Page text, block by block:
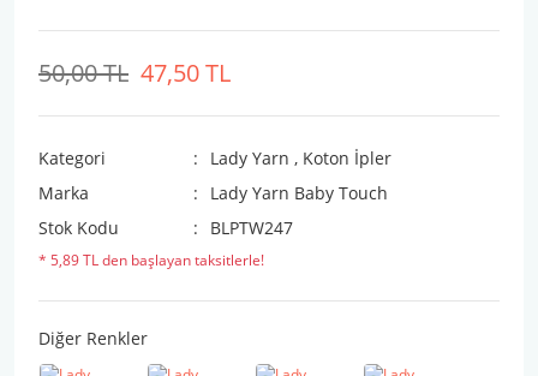
47,50 TL
50,00 TL
Kategori Lady Yarn , Koton İpler
Marka
Lady Yarn Baby Touch
Stok Kodu
BLPTW247
* 5,89 TL den başlayan taksitlerle!
Diğer Renkler